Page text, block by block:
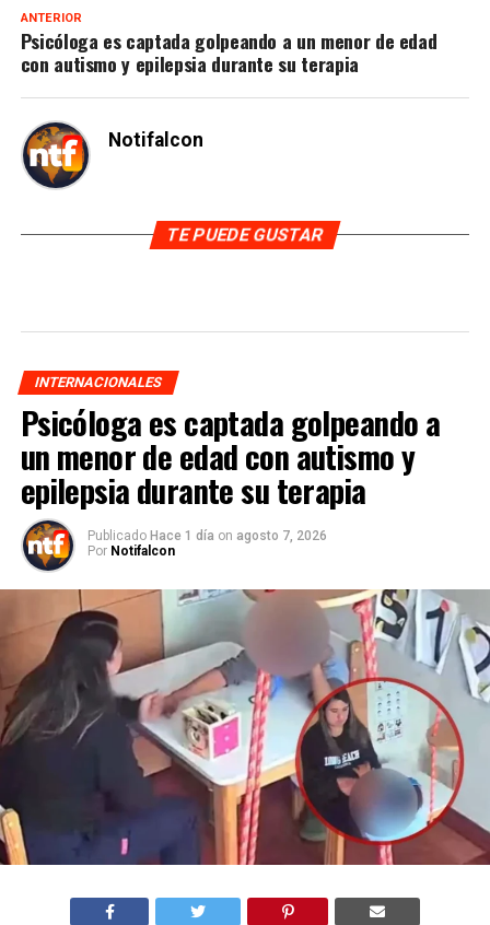
ANTERIOR
Psicóloga es captada golpeando a un menor de edad
con autismo y epilepsia durante su terapia
Notifalcon
TE PUEDE GUSTAR
INTERNACIONALES
Psicóloga es captada golpeando a
un menor de edad con autismo y
epilepsia durante su terapia
Publicado Hace 1 día on agosto 7, 2026
Por Notifalcon